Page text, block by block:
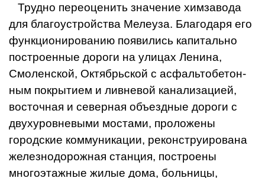
Трудно переоценить значение хим­завода
для благоустройства Мелеуза. Благодаря его
функционированию появились капитально
построенные дороги на улицах Ленина,
Смолен­ской, Октябрьской с асфальтобетон­
ным покрытием и ливневой канали­зацией,
восточная и северная объезд­ные дороги с
двухуровневыми мо­стами, проложены
городские ком­муникации, реконструирована
железнодорожная станция, построены
многоэтажные жилые дома, боль­ницы,